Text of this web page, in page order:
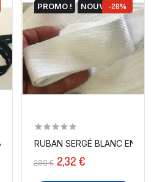
EN 10 MM A POINT CELLIER...
PROMO ! NOUVEAU
-20%
2,90 € 2,32 €